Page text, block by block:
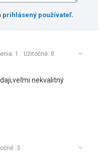
prihlásený používateľ.
1 Užitočné: 0
nekvalitný
3